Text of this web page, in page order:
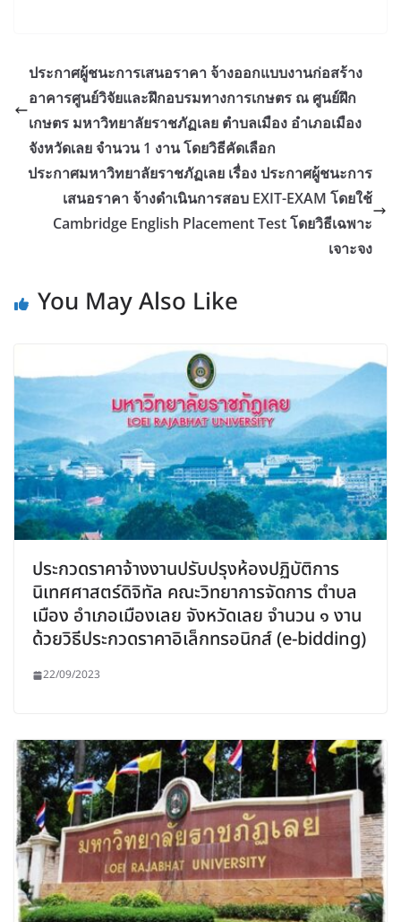
ประกาศผู้ชนะการเสนอราคา จ้างออกแบบงานก่อสร้าง
อาคารศูนย์วิจัยและฝึกอบรมทางการเกษตร ณ ศูนย์ฝึก
เกษตร มหาวิทยาลัยราชภัฏเลย ตำบลเมือง อำเภอเมือง
จังหวัดเลย จำนวน 1 งาน โดยวิธีคัดเลือก
ประกาศมหาวิทยาลัยราชภัฏเลย เรื่อง ประกาศผู้ชนะการ
เสนอราคา จ้างดำเนินการสอบ EXIT-EXAM โดยใช้
Cambridge English Placement Test โดยวิธีเฉพาะ
เจาะจง
You May Also Like
ประกวดราคาจ้างงานปรับปรุงห้องปฏิบัติการ
นิเทศศาสตร์ดิจิทัล คณะวิทยาการจัดการ ตำบล
เมือง อำเภอเมืองเลย จังหวัดเลย จำนวน ๑ งาน
ด้วยวิธีประกวดราคาอิเล็กทรอนิกส์ (e-bidding)
22/09/2023